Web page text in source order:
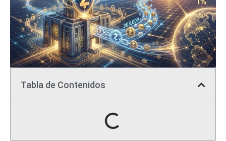
Tabla de Contenidos